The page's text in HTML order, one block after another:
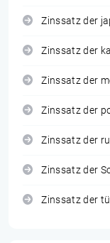
Zinssatz der
Zinssatz der
Zinssatz der
Zinssatz der
Zinssatz der
Zinssatz der
Zinssatz der